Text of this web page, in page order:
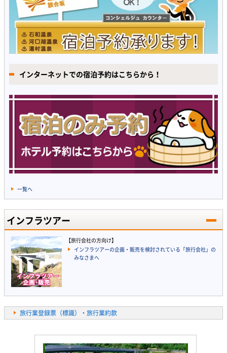
インターネットでの宿泊予約はこちらから！
一覧へ
インフラツアー
【旅行会社の方向け】
インフラツアーの企画・販売を検討されている「旅行会社」の
みなさまへ
旅行業登録票（標識）・旅行業約款